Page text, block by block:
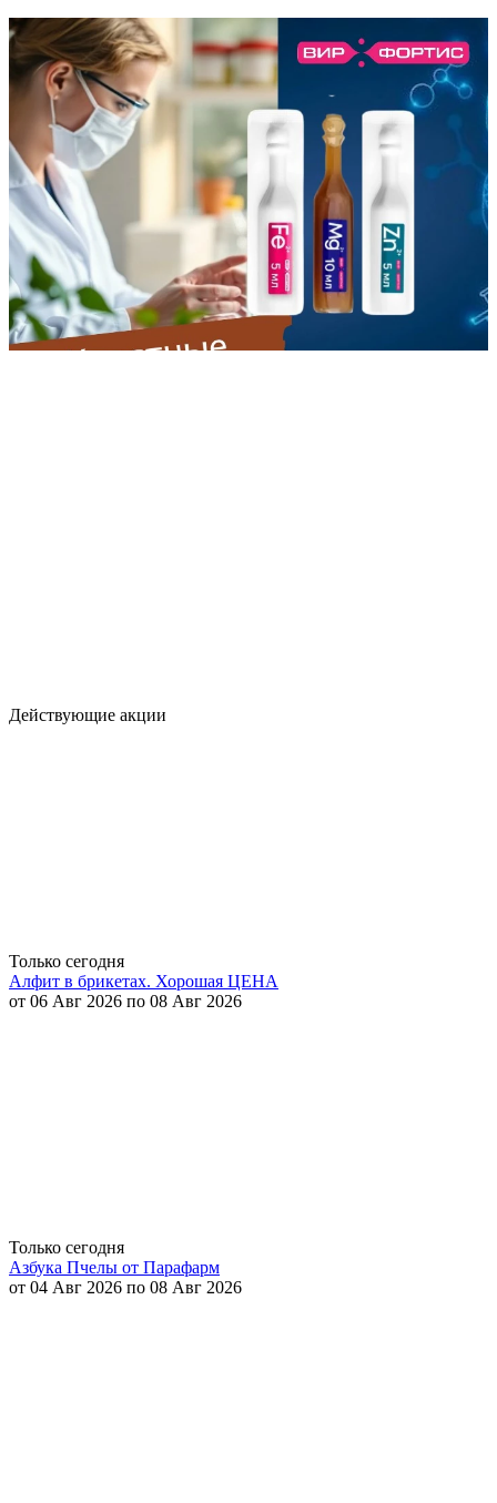
Действующие акции
Только сегодня
Алфит в брикетах. Хорошая ЦЕНА
от 06 Авг 2026 по 08 Авг 2026
Только сегодня
Азбука Пчелы от Парафарм
от 04 Авг 2026 по 08 Авг 2026